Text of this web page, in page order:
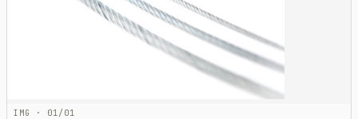
IMG · 01/01